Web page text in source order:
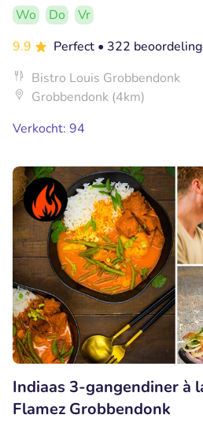
Wo Do
Vr
9.9
Perfect • 322
Bistro Louis Grobbendonk
Grobbendonk (4km)
Verkocht: 94
Indiaas 3-gangendiner à
Flamez Grobbendonk